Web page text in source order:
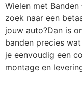
Wielen met
zoek naar een
jouw auto?Dan is
banden precies
je eenvoudig een
montage en